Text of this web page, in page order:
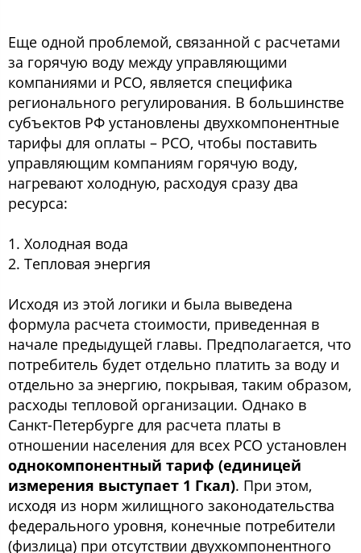
Еще одной проблемой, связанной с расчетами
за горячую воду между управляющими
компаниями и РСО, является специфика
регионального регулирования. В большинстве
субъектов РФ установлены двухкомпонентные
тарифы для оплаты – РСО, чтобы поставить
управляющим компаниям горячую воду,
нагревают холодную, расходуя сразу два
ресурса:
1. Холодная вода
2. Тепловая энергия
Исходя из этой логики и была выведена
формула расчета стоимости, приведенная в
начале предыдущей главы. Предполагается, что
потребитель будет отдельно платить за воду и
отдельно за энергию, покрывая, таким образом,
расходы тепловой организации. Однако в
Санкт-Петербурге для расчета платы в
отношении населения для всех РСО установлен
однокомпонентный тариф (единицей
измерения выступает 1 Гкал). При этом,
исходя из норм жилищного законодательства
федерального уровня, конечные потребители
(физлица) при отсутствии двухкомпонентного